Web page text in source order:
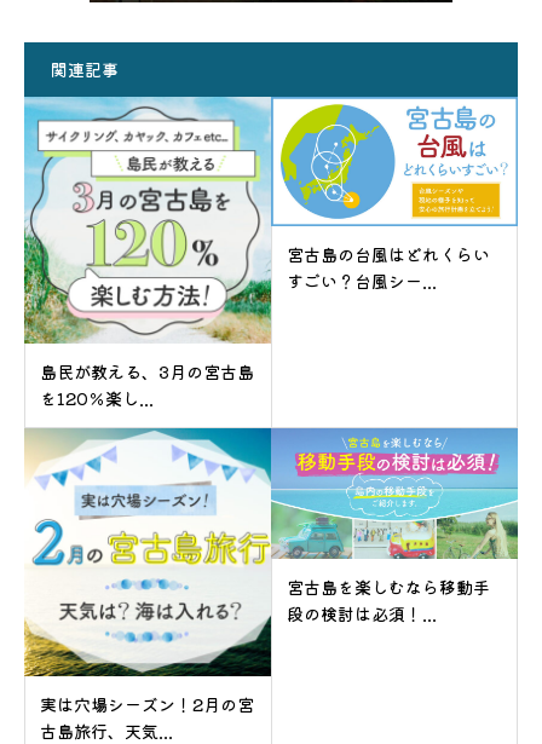
関連記事
島民が教える、3月の宮古島
を120％楽し...
宮古島の台風はどれくらい
すごい？台風シー...
実は穴場シーズン！2月の宮
古島旅行、天気...
宮古島を楽しむなら移動手
段の検討は必須！...